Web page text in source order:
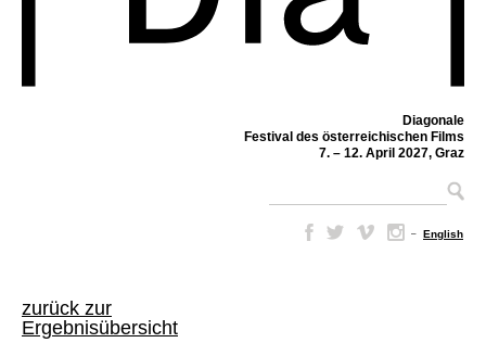
Diagonale
Festival des österreichischen Films
7. – 12. April 2027, Graz
– English
zurück zur
Ergebnisübersicht